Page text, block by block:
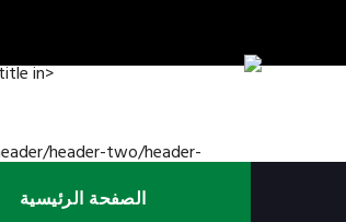
الصفحة الرئيسية